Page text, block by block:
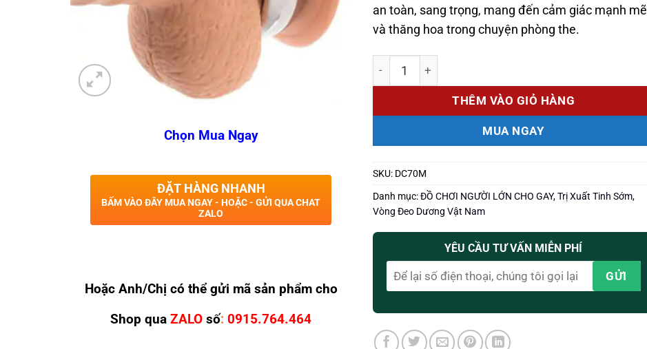
Chọn Mua Ngay
ĐẶT HÀNG NHANH
BẤM VÀO ĐÂY MUA NGAY - HOẶC - GỬI QUA CHAT
ZALO
Hoặc Anh/Chị có thể gửi mã sản phẩm cho
Shop qua ZALO số:0915.764.464
an toàn, sang trọng, mang đến cảm giác mạnh mẽ
và thăng hoa trong chuyện phòng the.
Số lượng
THÊM VÀO GIỎ HÀNG
MUA NGAY
SKU: DC70M
Danh mục:ĐỒ CHƠI NGƯỜI LỚN CHO GAY,Trị Xuất Tinh Sớm,
Vòng Đeo Dương Vật Nam
YÊU CẦU TƯ VẤN MIỄN PHÍ